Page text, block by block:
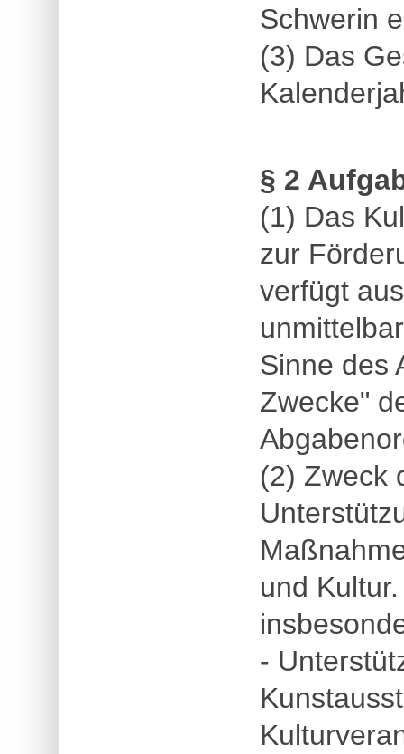
Schwerin
(3) Das
§ 2
(1) Das
zur
verfügt
Sinne des
Zwecke"
(2) Zweck
und
-